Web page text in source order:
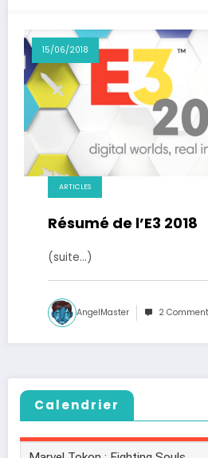
15/06/2018
ARTICLES
Résumé de l’E3 2018
(suite…)
AngelMaster 2
Calendrier